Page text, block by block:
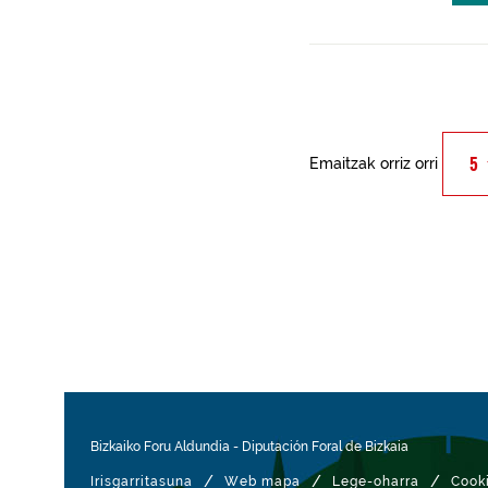
Emaitzak orriz orri
Bizkaiko Foru Aldundia - Diputación Foral de Bizkaia
Irisgarritasuna / Web mapa / Lege-oharra /